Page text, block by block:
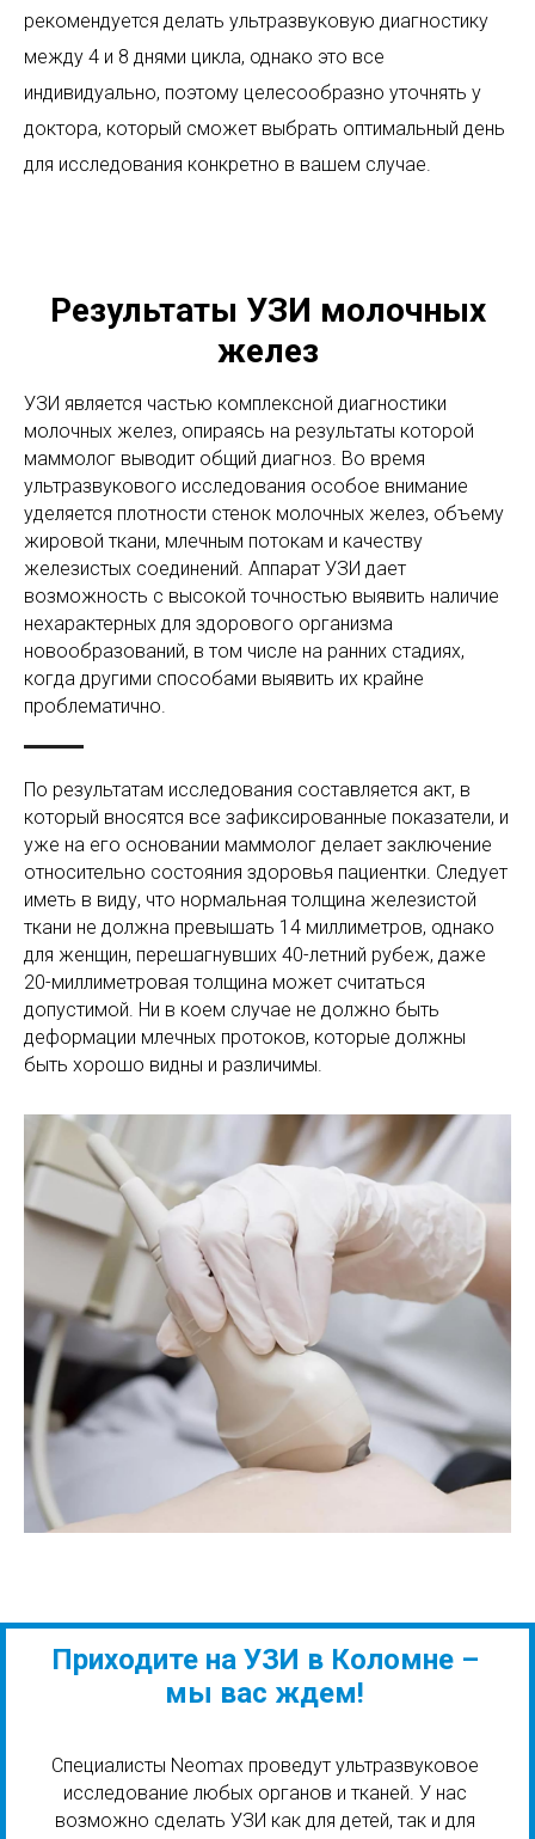
рекомендуется делать ультразвуковую диагностику
между 4 и 8 днями цикла, однако это все
индивидуально, поэтому целесообразно уточнять у
доктора, который сможет выбрать оптимальный день
для исследования конкретно в вашем случае.
Результаты УЗИ молочных
желез
УЗИ является частью комплексной диагностики
молочных желез, опираясь на результаты которой
маммолог выводит общий диагноз. Во время
ультразвукового исследования особое внимание
уделяется плотности стенок молочных желез, объему
жировой ткани, млечным потокам и качеству
железистых соединений. Аппарат УЗИ дает
возможность с высокой точностью выявить наличие
нехарактерных для здорового организма
новообразований, в том числе на ранних стадиях,
когда другими способами выявить их крайне
проблематично.
По результатам исследования составляется акт, в
который вносятся все зафиксированные показатели, и
уже на его основании маммолог делает заключение
относительно состояния здоровья пациентки. Следует
иметь в виду, что нормальная толщина железистой
ткани не должна превышать 14 миллиметров, однако
для женщин, перешагнувших 40-летний рубеж, даже
20-миллиметровая толщина может считаться
допустимой. Ни в коем случае не должно быть
деформации млечных протоков, которые должны
быть хорошо видны и различимы.
Приходите на УЗИ в Коломне –
мы вас ждем!
Специалисты Neomax проведут ультразвуковое
исследование любых органов и тканей. У нас
возможно сделать УЗИ как для детей, так и для